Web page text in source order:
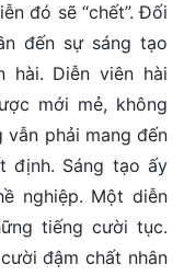
đó sẽ “chết”. Đối
đến sự sáng tạo
hài. Diễn viên hài
mới mẻ, không
vẫn phải mang đến
định. Sáng tạo ấy
nghiệp. Một diễn
tiếng cười tục.
đậm chất nhân